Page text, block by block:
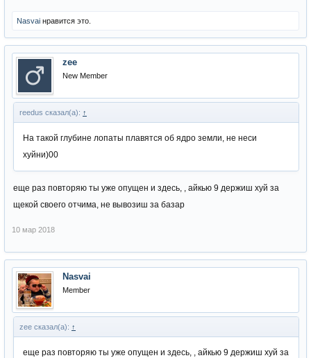
Nasvai нравится это.
zee
New Member
reedus сказал(а): ↑
На такой глубине лопаты плавятся об ядро земли, не неси
хуйни)00
еще раз повторяю ты уже опущен и здесь, , айкью 9 держиш хуй за
щекой своего отчима, не вывозиш за базар
10 мар 2018
Nasvai
Member
zee сказал(а): ↑
еще раз повторяю ты уже опущен и здесь, , айкью 9 держиш хуй за